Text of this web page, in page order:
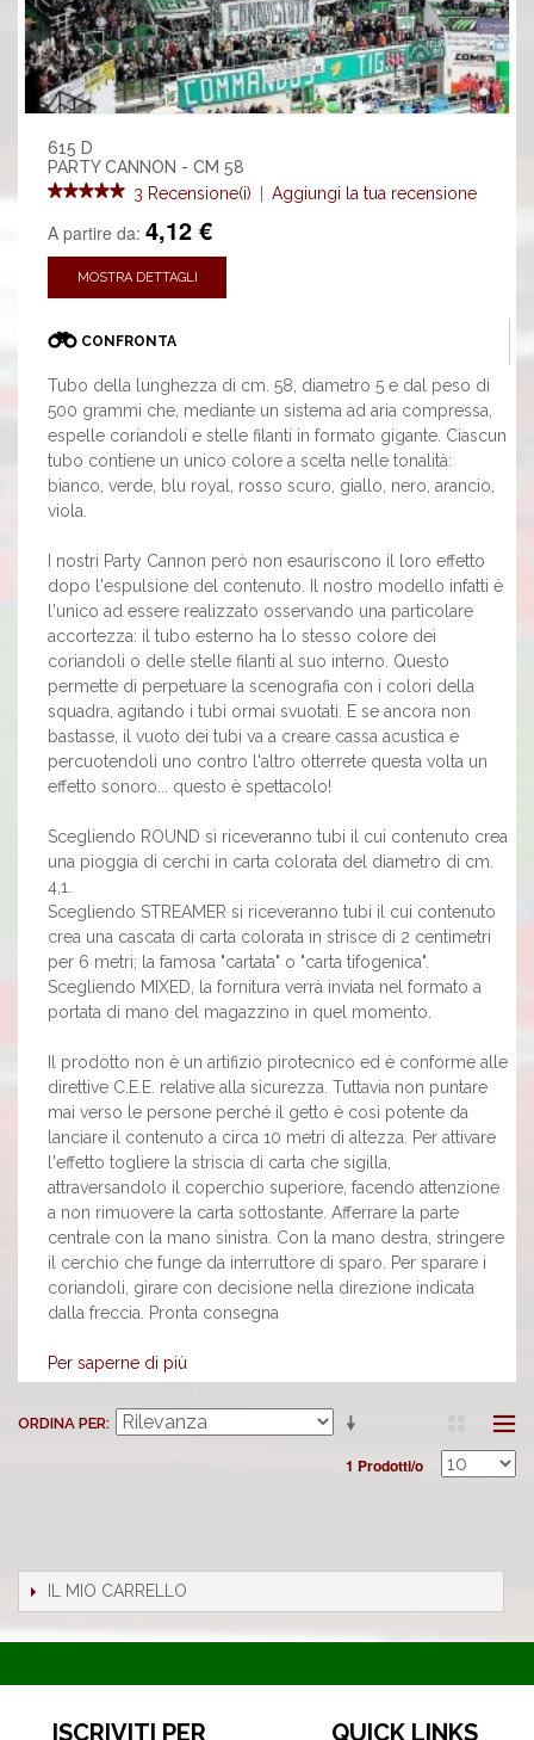
615 D
PARTY CANNON - CM 58
3 Recensione(i)
Aggiungi la tua recensione
A partire da: 4,12 €
MOSTRA DETTAGLI
CONFRONTA
Tubo della lunghezza di cm. 58, diametro 5 e dal peso di
500 grammi che, mediante un sistema ad aria compressa,
espelle coriandoli e stelle filanti in formato gigante. Ciascun
tubo contiene un unico colore a scelta nelle tonalità:
bianco, verde, blu royal, rosso scuro, giallo, nero, arancio,
viola.
I nostri Party Cannon però non esauriscono il loro effetto
dopo l'espulsione del contenuto. Il nostro modello infatti è
l'unico ad essere realizzato osservando una particolare
accortezza: il tubo esterno ha lo stesso colore dei
coriandoli o delle stelle filanti al suo interno. Questo
permette di perpetuare la scenografia con i colori della
squadra, agitando i tubi ormai svuotati. E se ancora non
bastasse, il vuoto dei tubi va a creare cassa acustica e
percuotendoli uno contro l'altro otterrete questa volta un
effetto sonoro... questo è spettacolo!
Scegliendo ROUND si riceveranno tubi il cui contenuto crea
una pioggia di cerchi in carta colorata del diametro di cm.
4,1.
Scegliendo STREAMER si riceveranno tubi il cui contenuto
crea una cascata di carta colorata in strisce di 2 centimetri
per 6 metri; la famosa "cartata" o "carta tifogenica".
Scegliendo MIXED, la fornitura verrà inviata nel formato a
portata di mano del magazzino in quel momento.
Il prodotto non è un artifizio pirotecnico ed è conforme alle
direttive C.E.E. relative alla sicurezza. Tuttavia non puntare
mai verso le persone perché il getto è così potente da
lanciare il contenuto a circa 10 metri di altezza. Per attivare
l'effetto togliere la striscia di carta che sigilla,
attraversandolo il coperchio superiore, facendo attenzione
a non rimuovere la carta sottostante. Afferrare la parte
centrale con la mano sinistra. Con la mano destra, stringere
il cerchio che funge da interruttore di sparo. Per sparare i
coriandoli, girare con decisione nella direzione indicata
dalla freccia. Pronta consegna
Per saperne di più
ORDINA PER
1 Prodotti/o
IL MIO CARRELLO
ISCRIVITI PER QUICK LINKS